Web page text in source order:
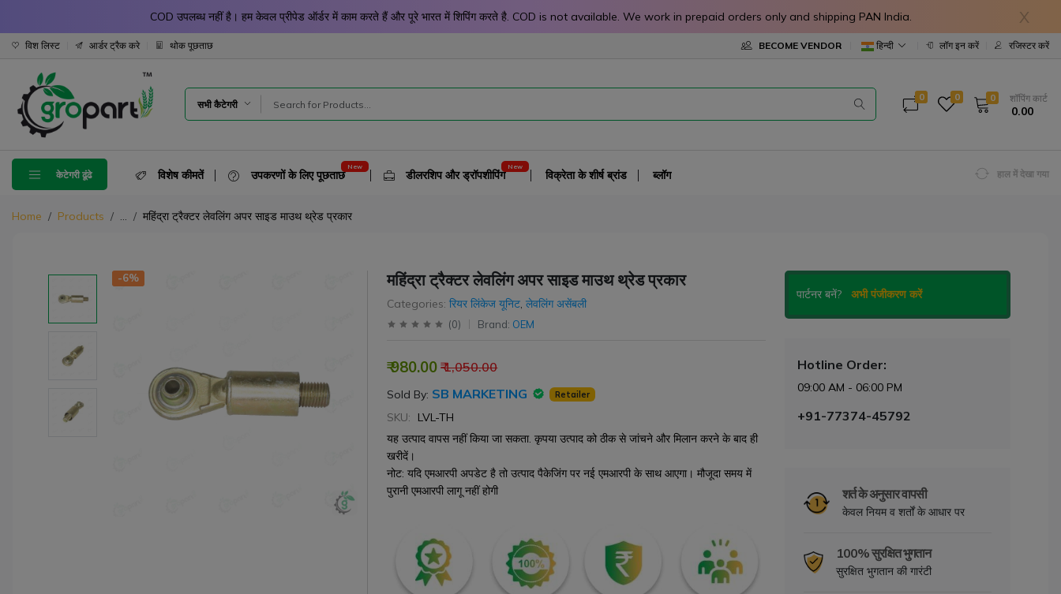
COD उपलब्ध नहीं है। हम केवल प्रीपेड ऑर्डर में काम करते हैं और पूरे भारत में शिपिंग करते है. COD is not available. We work in prepaid orders only and shipping PAN India. X
विश लिस्ट आर्डर ट्रैक करे थोक पूछताछ BECOME VENDOR हिन्दी लॉग इन करें रजिस्टर करें
सभी कैटेगरी
0 0 0 शॉपिंग कार्ट
₹ 0.00
केटेगरी ढूंढे विशेष कीमतें उपकरणों के लिए पूछताछ डीलरशिप और ड्रॉपशीपिंग विक्रेता के शीर्ष ब्रांड ब्लॉग हाल में देखा गया
Home Products महिंद्रा ट्रैक्टर लेवलिंग अपर साइड माउथ थ्रेड प्रकार
-6% -6%
महिंद्रा ट्रैक्टर लेवलिंग अपर साइड माउथ थ्रेड प्रकार
Categories: रियर लिंकेज यूनिट ,लेवलिंग असेंबली
(0) Brand: OEM
₹ 1,050.00
₹ 980.00
Sold By: SB MARKETING Retailer
SKU:
LVL-TH
यह उत्पाद वापस नहीं किया जा सकता. कृपया उत्पाद को ठीक से जांचने और मिलान करने के बाद ही
खरीदें।
नोट: यदि एमआरपी अपडेट है तो उत्पाद पैकेजिंग पर नई एमआरपी के साथ आएगा। मौजूदा समय में
पुरानी एमआरपी लागू नहीं होगी
पार्टनर बनें? अभी पंजीकरण करें
Hotline Order:
09:00 AM - 06:00 PM
+91-77374-45792
शर्त के अनुसार वापसी
केवल नियम व शर्तों के आधार पर
100% सुरक्षित भुगतान
सुरक्षित भुगतान की गारंटी